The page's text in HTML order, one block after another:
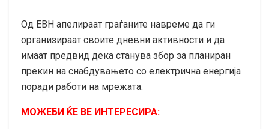
Од ЕВН апелираат граѓаните навреме да ги
организираат своите дневни активности и да
имаат предвид дека станува збор за планиран
прекин на снабдувањето со електрична енергија
поради работи на мрежата.
МОЖЕБИ ЌЕ ВЕ ИНТЕРЕСИРА: